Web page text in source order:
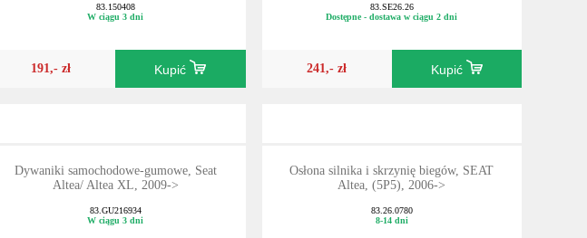
83.150408
W ciągu 3 dni
191,- zł Kupić
83.SE26.26
Dostępne - dostawa w ciągu 2 dni
241,- zł Kupić
Dywaniki samochodowe-gumowe, Seat
Altea/ Altea XL, 2009->
83.GU216934
W ciągu 3 dni
Osłona silnika i skrzynię biegów, SEAT
Altea, (5P5), 2006->
83.26.0780
8-14 dni